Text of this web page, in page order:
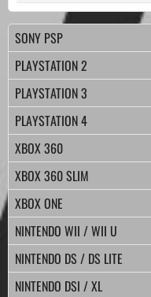
SONY PSP
PLAYSTATION 2
PLAYSTATION 3
PLAYSTATION 4
XBOX 360
XBOX 360 SLIM
XBOX ONE
NINTENDO WII / WII U
NINTENDO DS / DS LITE
NINTENDO DSI / XL